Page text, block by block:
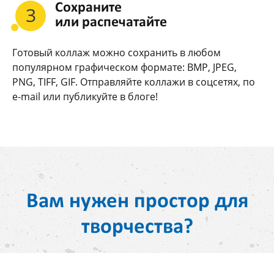
3
Сохраните
или распечатайте
Готовый коллаж можно сохранить в любом
популярном графическом формате: BMP, JPEG,
PNG, TIFF, GIF. Отправляйте коллажи в соцсетях, по
e-mail или публикуйте в блоге!
Вам нужен простор для
творчества?